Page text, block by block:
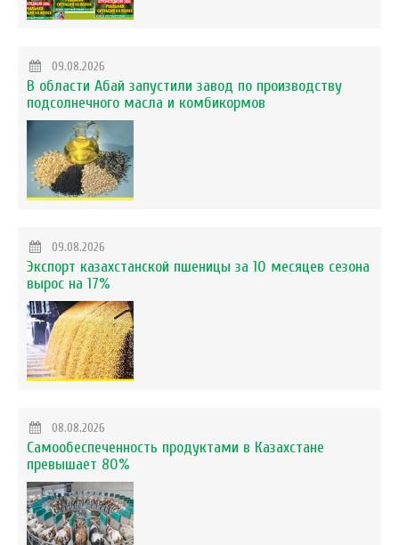
09.08.2026
В области Абай запустили завод по производству
подсолнечного масла и комбикормов
09.08.2026
Экспорт казахстанской пшеницы за 10 месяцев сезона
вырос на 17%
08.08.2026
Самообеспеченность продуктами в Казахстане
превышает 80%